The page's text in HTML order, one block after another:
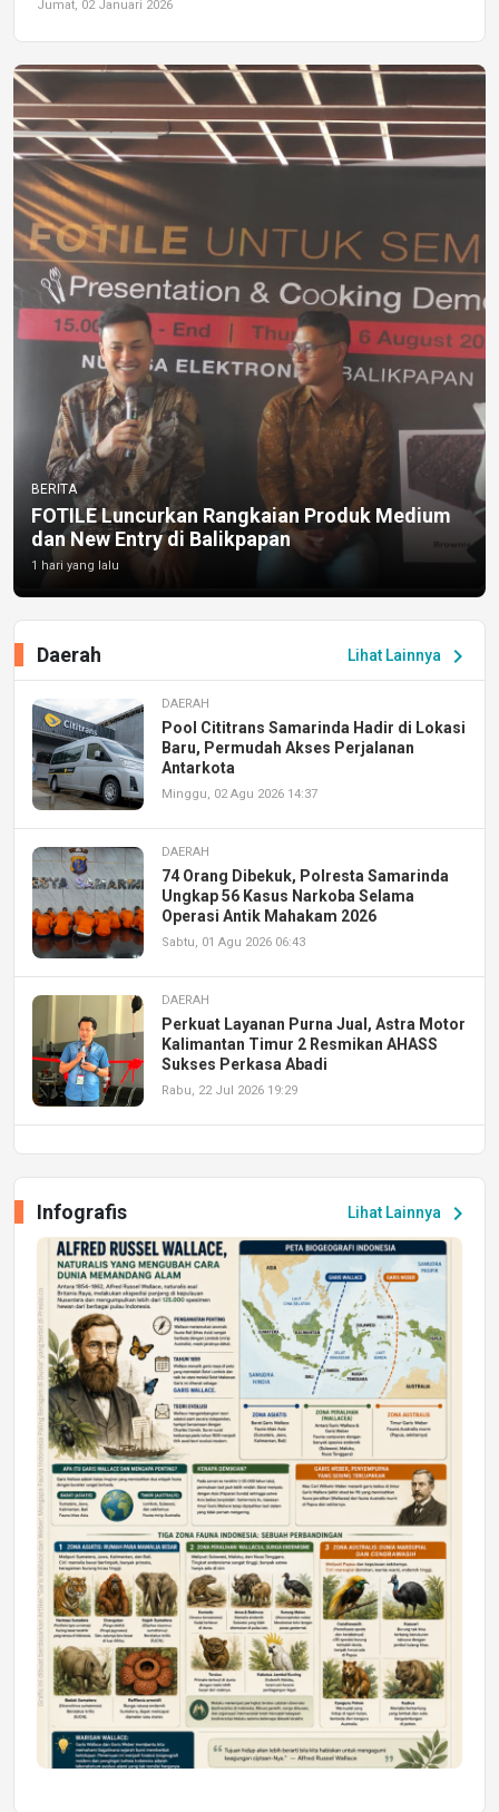
Jumat, 02 Januari 2026
BERITA
FOTILE Luncurkan Rangkaian Produk Medium
dan New Entry di Balikpapan
1 hari yang lalu
Lihat Lainnya chevron_right
Daerah
DAERAH
Pool Cititrans Samarinda Hadir di Lokasi
Baru, Permudah Akses Perjalanan
Antarkota
Minggu, 02 Agu 2026 14:37
DAERAH
74 Orang Dibekuk, Polresta Samarinda
Ungkap 56 Kasus Narkoba Selama
Operasi Antik Mahakam 2026
Sabtu, 01 Agu 2026 06:43
DAERAH
Perkuat Layanan Purna Jual, Astra Motor
Kalimantan Timur 2 Resmikan AHASS
Sukses Perkasa Abadi
Rabu, 22 Jul 2026 19:29
Peluang Kerja dan Magang
Jumat, 17 Jul 2026 22:30
DAERAH
Astra Motor Kalimantan Timur 2 Dukung
Mahasiswa Samarinda dalam Astra
Honda SDGs Future Leaders 2026
Jumat, 10 Jul 2026 19:01
Lihat Lainnya chevron_right
Infografis